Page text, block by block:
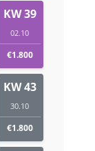
KW 39
02.10
€1.800
KW 43
30.10
€1.800